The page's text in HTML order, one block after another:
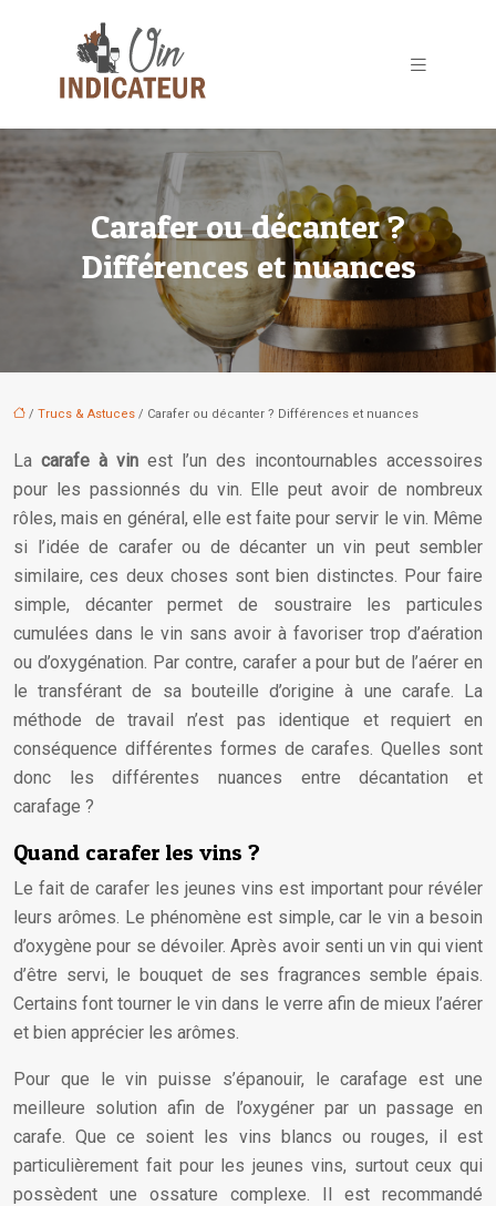
Carafer ou décanter ?
Différences et nuances
/ Trucs & Astuces / Carafer ou décanter ? Différences et nuances
La carafe à vin est l’un des incontournables accessoires
pour les passionnés du vin. Elle peut avoir de nombreux
rôles, mais en général, elle est faite pour servir le vin. Même
si l’idée de carafer ou de décanter un vin peut sembler
similaire, ces deux choses sont bien distinctes. Pour faire
simple, décanter permet de soustraire les particules
cumulées dans le vin sans avoir à favoriser trop d’aération
ou d’oxygénation. Par contre, carafer a pour but de l’aérer en
le transférant de sa bouteille d’origine à une carafe. La
méthode de travail n’est pas identique et requiert en
conséquence différentes formes de carafes. Quelles sont
donc les différentes nuances entre décantation et
carafage ?
Quand carafer les vins ?
Le fait de carafer les jeunes vins est important pour révéler
leurs arômes. Le phénomène est simple, car le vin a besoin
d’oxygène pour se dévoiler. Après avoir senti un vin qui vient
d’être servi, le bouquet de ses fragrances semble épais.
Certains font tourner le vin dans le verre afin de mieux l’aérer
et bien apprécier les arômes.
Pour que le vin puisse s’épanouir, le carafage est une
meilleure solution afin de l’oxygéner par un passage en
carafe. Que ce soient les vins blancs ou rouges, il est
particulièrement fait pour les jeunes vins, surtout ceux qui
possèdent une ossature complexe. Il est recommandé